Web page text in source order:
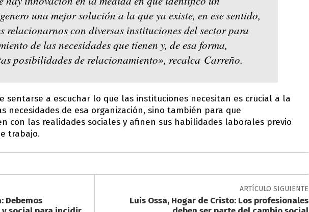
una mejor solución a la que ya existe, en ese sentido,
relacionarnos con diversas instituciones del sector para
de las necesidades que tienen y, de esa forma,
posibilidades de relacionamiento», recalca Carreño.
sentarse a escuchar lo que las instituciones necesitan es crucial a la
necesidades de esa organización, sino también para que
con las realidades sociales y afinen sus habilidades laborales previo
trabajo.
Debemos
ARTÍCULO SIGUIENTE
Luis Ossa, Hogar de Cristo: Los profesionales